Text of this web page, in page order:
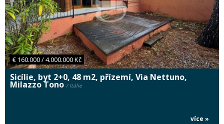
€ 160.000 / 4.000.000 Kč
Sicílie, byt 2+0, 48 m2, přízemí, Via Nettuno,
Milazzo Tono / Itálie
více »